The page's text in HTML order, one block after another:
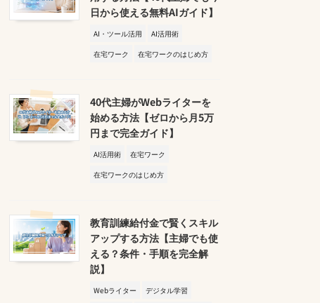
日から使える無料AIガイド】
AI・ツール活用
AI活用術
在宅ワーク
在宅ワークのはじめ方
40代主婦がWebライターを
始める方法【ゼロから月5万
円まで完全ガイド】
AI活用術
在宅ワーク
在宅ワークのはじめ方
教育訓練給付金で賢くスキル
アップする方法【主婦でも使
える？条件・手順を完全解
説】
Webライター
デジタル学習